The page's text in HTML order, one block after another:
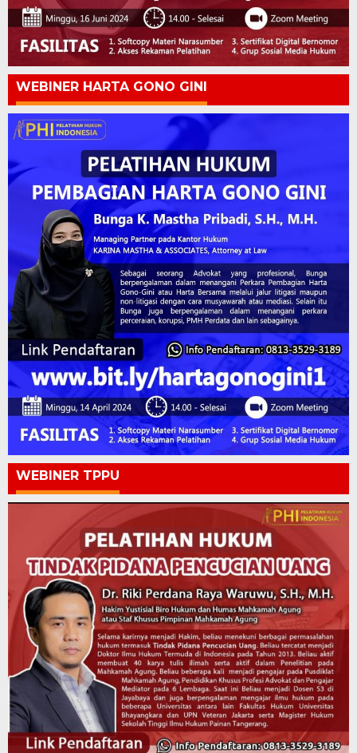
WEBINER HARTA GONO GINI
WEBINER TPPU